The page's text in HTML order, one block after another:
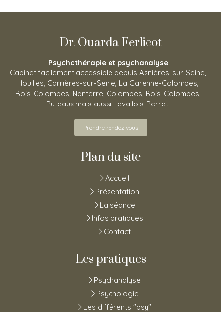
Dr. Ouarda Ferlicot
Psychothérapie et psychanalyse
Cabinet facilement accessible depuis Asnières-sur-Seine,
Houilles, Carrières-sur-Seine, La Garenne-Colombes,
Bois-Colombes, Nanterre, Colombes, Bois-Colombes,
Puteaux mais aussi Levallois-Perret.
Prendre rendez vous
Plan du site
Accueil
Présentation
La séance
Infos pratiques
Contact
Les pratiques
Psychanalyse
Psychologie
Les différents "psy"